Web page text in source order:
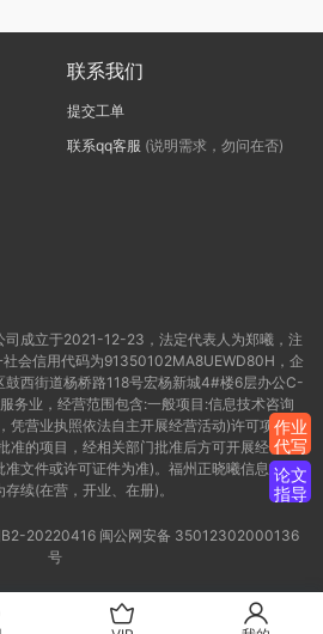
联系我们
提交工单
联系qq客服 (说明需求，勿问在否)
司成立于2021-12-23，法定代表人为郑曦，注
会信用代码为91350102MA8UEWD80H，企
鼓西街道杨桥路118号宏杨新城4#楼6层办公C-
务业，经营范围包含:一般项目:信息技术咨询
凭营业执照依法自主开展经营活动)许可项目:
准的项目，经相关部门批准后方可开展经营活
文件或许可证件为准)。福州正晓曦信息技术
续(在营，开业、在册)。
B2-20220416 闽公网安备 35012302000136
号
作业
代写
论文
指导